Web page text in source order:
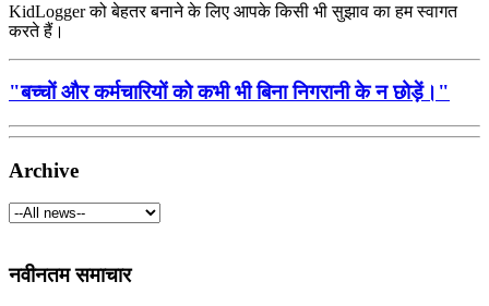
KidLogger को बेहतर बनाने के लिए आपके किसी भी सुझाव का हम स्वागत
करते हैं।
"बच्चों और कर्मचारियों को कभी भी बिना निगरानी के न छोड़ें।"
Archive
नवीनतम समाचार